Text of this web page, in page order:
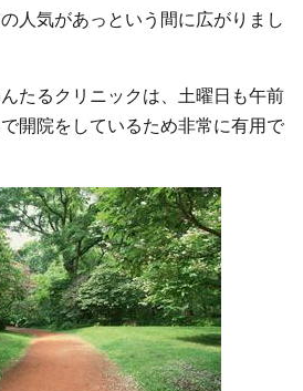
人気があっという間に広がりまし
たるクリニックは、土曜日も午前
開院をしているため非常に有用で